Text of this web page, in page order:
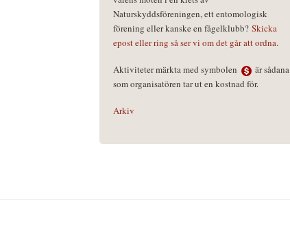
Naturskyddsföreningen, ett entomologisk
förening eller kanske en fågelklubb? Skicka
epost eller ring så ser vi om det går att ordna.
Aktiviteter märkta med symbolen
är sådana
som organisatören tar ut en kostnad för.
Arkiv